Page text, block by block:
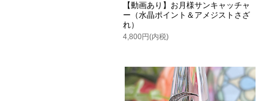
【動画あり】お月様サンキャッチャ
ー（水晶ポイント＆アメジストさざ
れ）
4,800円(内税)